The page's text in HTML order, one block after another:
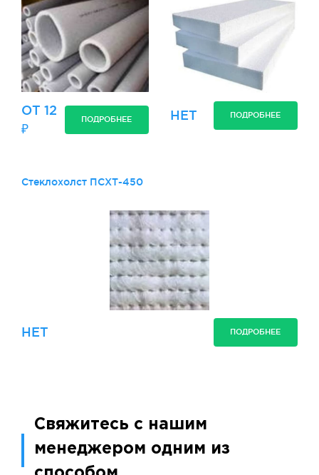
ОТ 12
₽
ПОДРОБНЕЕ НЕТ ПОДРОБНЕЕ
Стеклохолст ПСХТ-450
НЕТ ПОДРОБНЕЕ
Свяжитесь с нашим
менеджером одним из